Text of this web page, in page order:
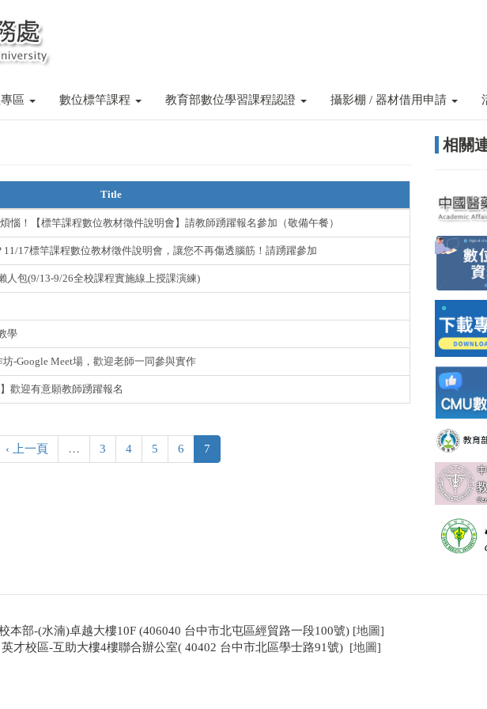
區 數位標竿課程 教育部數位學習課程認證 攝影棚 / 器材借用申請
Title
惱！【標竿課程數位教材徵件說明會】請教師踴躍報名參加（敬備午餐）
17標竿課程數位教材徵件說明會，讓您不再傷透腦筋！請踴躍參加
人包(9/13-9/26全校課程實施線上授課演練)
學
-Google Meet場，歡迎老師一同參與實作
歡迎有意願教師踴躍報名
‹ 上一頁 … 3 4 5 6 7
相關
本部-(水湳)卓越大樓10F (406040 台中市北屯區經貿路一段100號) [地圖]
英才校區-互助大樓4樓聯合辦公室( 40402 台中市北區學士路91號) [地圖]